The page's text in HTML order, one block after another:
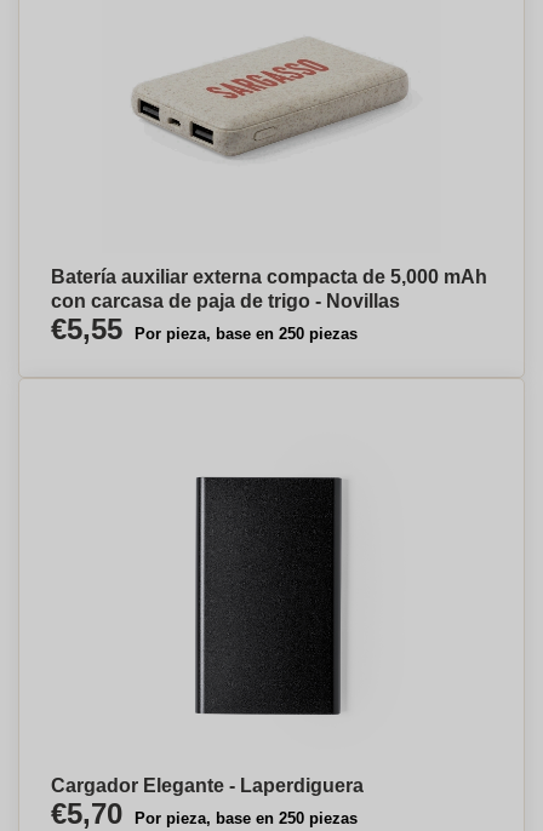
Batería auxiliar externa compacta de 5,000 mAh
con carcasa de paja de trigo - Novillas
€5,55 Por pieza, base en 250 piezas
Cargador Elegante - Laperdiguera
€5,70 Por pieza, base en 250 piezas